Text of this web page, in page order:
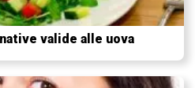
valide alle uova